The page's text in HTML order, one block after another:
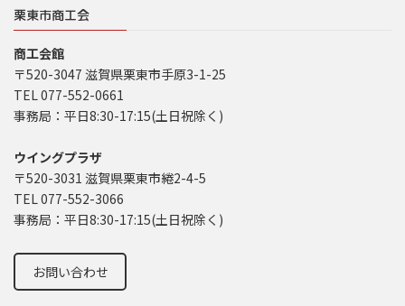
栗東市商工会
商工会館
〒520-3047 滋賀県栗東市手原3-1-25
TEL 077-552-0661
事務局：平日8:30-17:15(土日祝除く)
ウイングプラザ
〒520-3031 滋賀県栗東市綣2-4-5
TEL 077-552-3066
事務局：平日8:30-17:15(土日祝除く)
お問い合わせ